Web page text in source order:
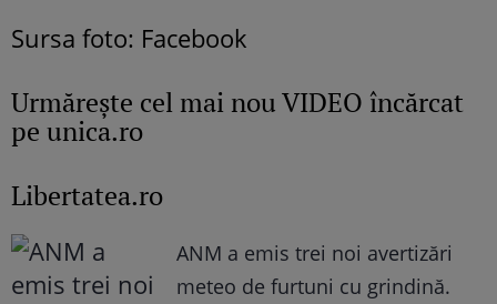
Sursa foto: Facebook
Urmăreşte cel mai nou VIDEO încărcat
pe unica.ro
Libertatea.ro
ANM a emis trei noi avertizări
meteo de furtuni cu grindină.